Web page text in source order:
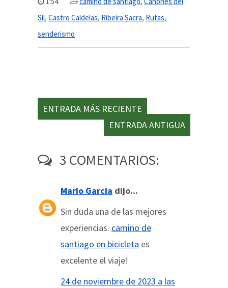
Sil, Castro Caldelas, Ribeira Sacra, Rutas,
senderismo
ENTRADA MÁS RECIENTE
ENTRADA ANTIGUA
3 COMENTARIOS:
Mario Garcia dijo...
Sin duda una de las mejores
experiencias. camino de
santiago en bicicleta es
excelente el viaje!
24 de noviembre de 2023 a las